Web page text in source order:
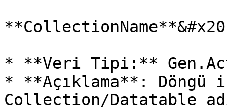
* **Veri Tipi:**
* **Açıklama**: Döngü
Collection/Datatable